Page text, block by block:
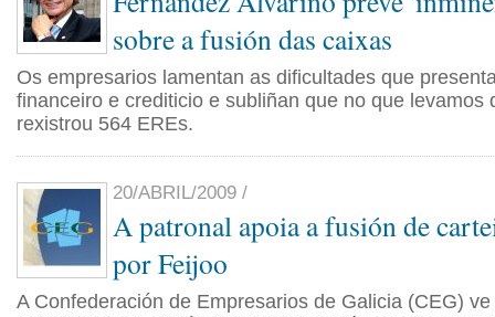
sobre a fusión das caixas
Os empresarios lamentan as dificultades que
financeiro e crediticio e subliñan que no que levamos
rexistrou 564 EREs.
20/ABRIL/2009 /
A patronal apoia a fusión de
por Feijoo
A Confederación de Empresarios de Galicia (CEG)